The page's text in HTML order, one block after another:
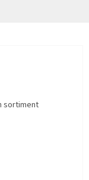
sortiment